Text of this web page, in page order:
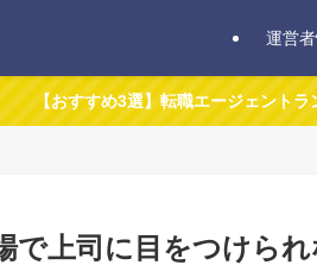
運営
【おすすめ3選】転職エージェント
で上司に目をつけら